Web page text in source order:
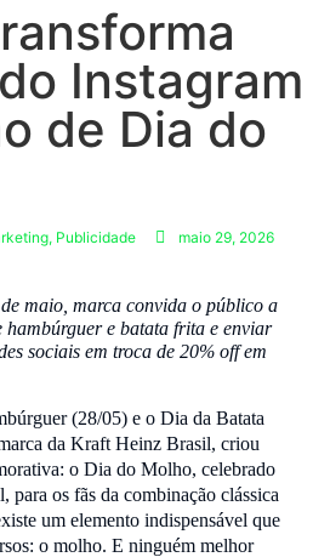
Instagram
de Dia do
, Publicidade maio 29, 2026
maio, marca convida o público a
hambúrguer e batata frita e enviar
sociais em troca de 20% off em
(28/05) e o Dia da Batata
da Kraft Heinz Brasil, criou
o Dia do Molho, celebrado
para os fãs da combinação clássica
um elemento indispensável que
o molho. E ninguém melhor